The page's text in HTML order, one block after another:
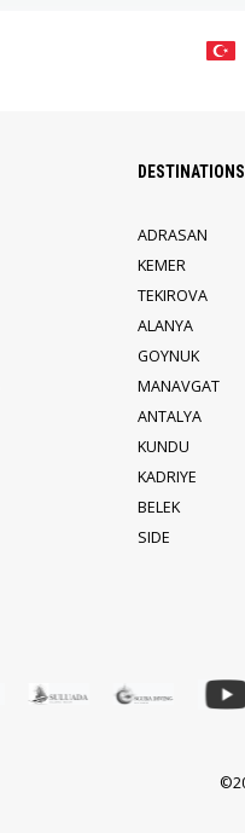
DESTINATIONS
ADRASAN
KEMER
TEKIROVA
ALANYA
GOYNUK
MANAVGAT
ANTALYA
KUNDU
KADRIYE
BELEK
SIDE